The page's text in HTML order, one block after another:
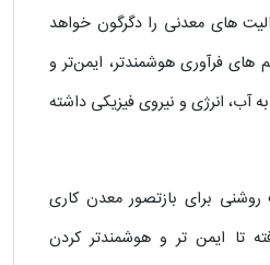
های معدنی را دگرگون خواهد
فرآوری هوشمندتر، ایمن‌تر و
آب، انرژی و نیروی فیزیکی داشته
برای بازتصور معدن‌ کاری
تا ایمن‌ تر و هوشمندتر کردن